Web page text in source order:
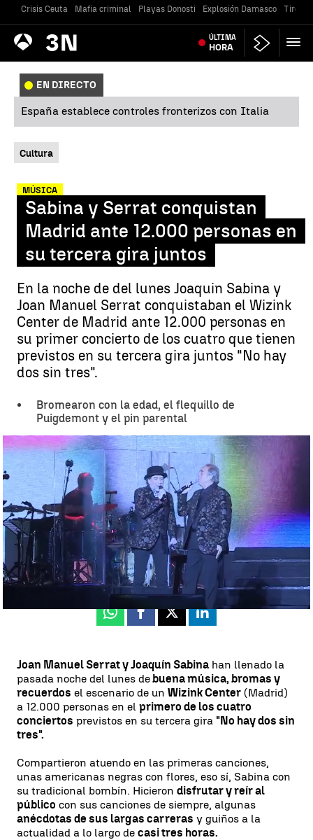
Crisis Ceuta Mafia criminal Playas Donosti Explosión Damasco Tiroteo
Antena
3 Noticias ÚLTIMA
HORA
EN DIRECTO
España establece controles fronterizos con Italia
Cultura
MÚSICA
Sabina y Serrat conquistan
Madrid ante 12.000 personas en
su tercera gira juntos
En la noche de del lunes Joaquin Sabina y
Joan Manuel Serrat conquistaban el Wizink
Center de Madrid ante 12.000 personas en
su primer concierto de los cuatro que tienen
previstos en su tercera gira juntos "No hay
dos sin tres".
Bromearon con la edad, el flequillo de
Puigdemont y el pin parental
Sabina y Serrat conquistan Madrid ante 12.000 personas en su
tercera gira juntos |
Antena 3 Noticias
Antena 3 Noticias
Actualizado:21 de enero de 2020, 11:18
Publicado:21 de enero de 2020, 09:59
Whatsapp
Facebook
X Linkedin
Joan Manuel Serrat y Joaquín Sabina han llenado la
pasada noche del lunes debuena música, bromas y
recuerdos el escenario de un Wizink Center (Madrid)
a 12.000 personas en el primero de los cuatro
conciertos previstos en su tercera gira "No hay dos sin
tres".
Compartieron atuendo en las primeras canciones,
unas americanas negras con flores, eso sí, Sabina con
su tradicional bombín. Hicieron disfrutar y reír al
público con sus canciones de siempre, algunas
anécdotas de sus largas carreras y guiños a la
actualidad a lo largo de casi tres horas.